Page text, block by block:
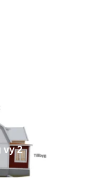
vy 2